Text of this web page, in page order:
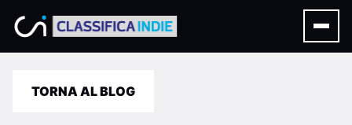
TORNA AL BLOG